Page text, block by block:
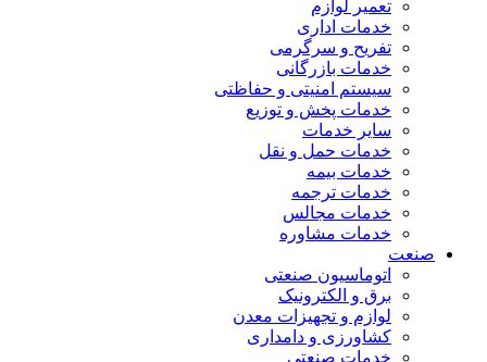
تعمیر لوازم
خدمات اداری
تفریح و سرگرمی
خدمات بازرگانی
سیستم امنیتی و حفاظتی
خدمات پخش و توزیع
سایر خدمات
خدمات حمل و نقل
خدمات بیمه
خدمات ترجمه
خدمات مجالس
خدمات مشاوره
صنعت
اتوماسیون صنعتی
برق و الکترونیک
لوازم و تجهیزات معدن
کشاورزی و دامداری
خدمات صنعتی